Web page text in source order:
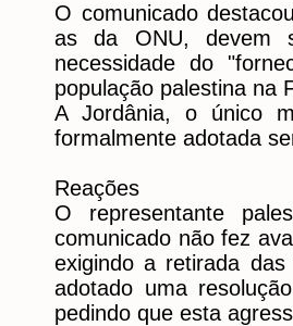
O comunicado
as da ONU, devem
necessidade do
população palestina na
A Jordânia, o único
formalmente adotada
Reações
O representante
comunicado não fez
exigindo a retirada
adotado uma
pedindo que esta